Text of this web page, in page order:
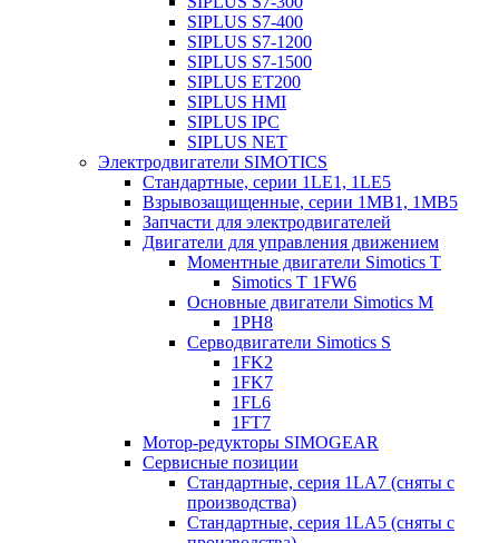
SIPLUS S7-400
SIPLUS S7-1200
SIPLUS S7-1500
SIPLUS ET200
SIPLUS HMI
SIPLUS IPC
SIPLUS NET
Электродвигатели SIMOTICS
Стандартные, серии 1LE1, 1LE5
Взрывозащищенные, серии 1MB1, 1MB5
Запчасти для электродвигателей
Двигатели для управления движением
Моментные двигатели Simotics T
Simotics T 1FW6
Основные двигатели Simotics M
1PH8
Серводвигатели Simotics S
1FK2
1FK7
1FL6
1FT7
Мотор-редукторы SIMOGEAR
Сервисные позиции
Стандартные, серия 1LA7 (сняты с
производства)
Стандартные, серия 1LA5 (сняты с